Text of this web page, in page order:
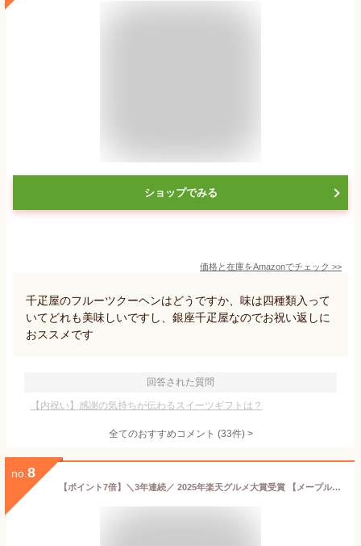
ショップでみる
価格と在庫をAmazonでチェック >>
千疋屋のフルーツクーヘンはどうですか、味は四種類入って
いてどれも美味しいですし、銀座千疋屋なのでお祝い返しに
おススメです
回答された質問
【内祝い】感謝の気持ちが伝わるスイーツギフトは？
全てのおすすめコメント (33件) >
no. 8
【ポイント7倍】＼3年連続／ 2025年楽天グルメ大賞受賞 【メープルバタークッキー9枚入】ザ・メープルマニア お菓子 ギフト 詰め合わせ 個包装 クッキー ラングドシャ 焼き菓子 洋菓子 プレゼント 内祝 お返し お祝 退職 お中元 御中元 夏ギフト 暑中見舞い